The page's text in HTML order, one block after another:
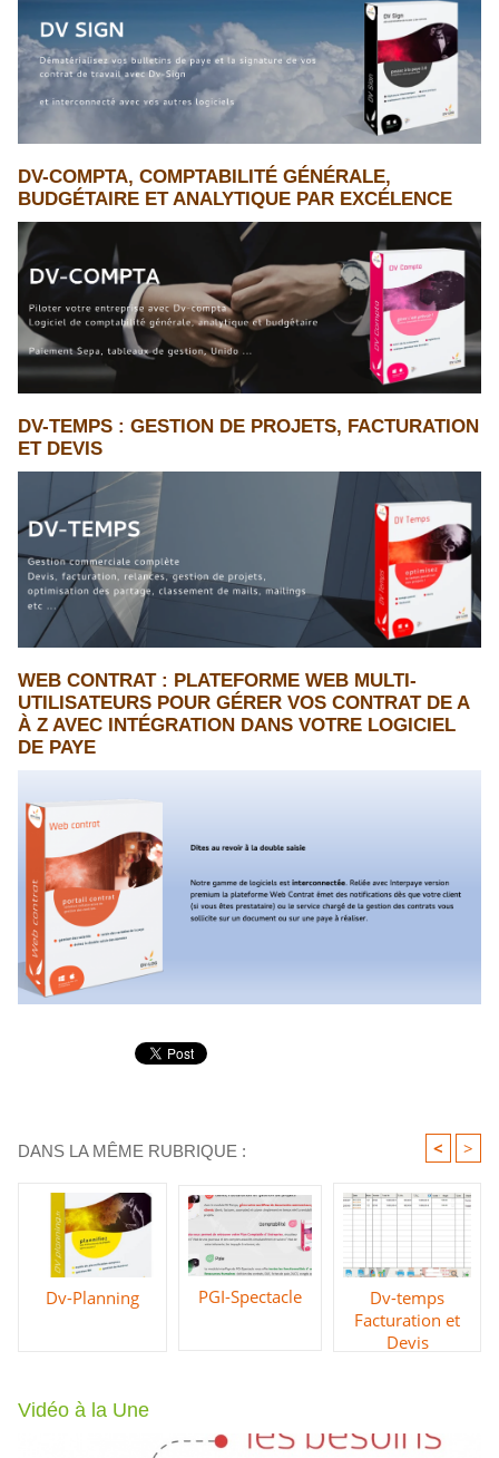
DV-COMPTA, COMPTABILITÉ GÉNÉRALE,
BUDGÉTAIRE ET ANALYTIQUE PAR EXCÉLENCE
DV-TEMPS : GESTION DE PROJETS, FACTURATION
ET DEVIS
WEB CONTRAT : PLATEFORME WEB MULTI-
UTILISATEURS POUR GÉRER VOS CONTRAT DE A
À Z AVEC INTÉGRATION DANS VOTRE LOGICIEL
DE PAYE
DANS LA MÊME RUBRIQUE : < >
Dv-Planning PGI-Spectacle
Dv-temps
Facturation et
Devis
Vidéo à la Une